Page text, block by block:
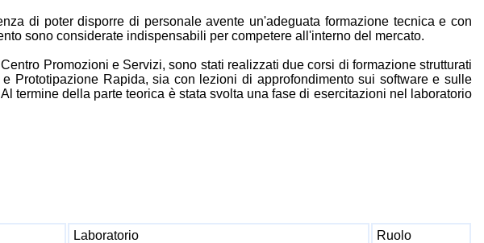
di poter disporre di personale avente un'adeguata formazione tecnica e con
sono considerate indispensabili per competere all'interno del mercato.
Promozioni e Servizi, sono stati realizzati due corsi di formazione strutturati
Prototipazione Rapida, sia con lezioni di approfondimento sui software e sulle
termine della parte teorica è stata svolta una fase di esercitazioni nel laboratorio
Laboratorio Ruolo